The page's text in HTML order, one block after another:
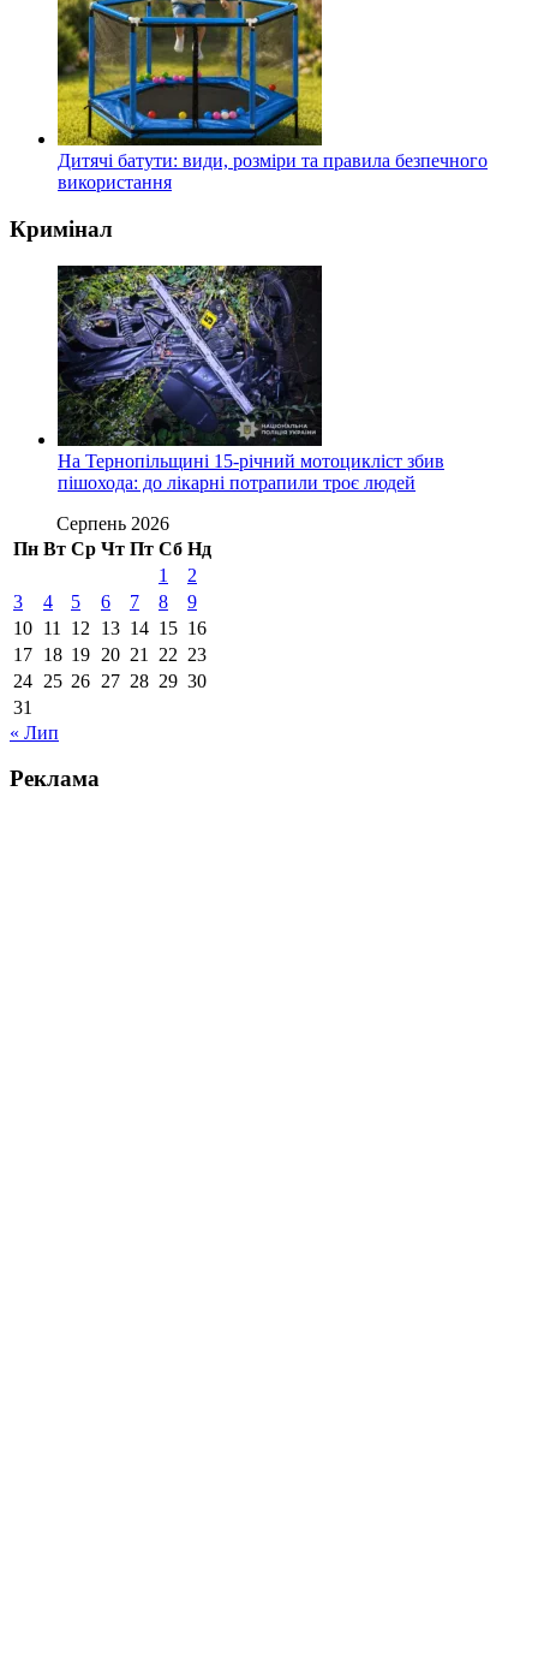
Дитячі батути: види, розміри та правила безпечного
використання
Кримінал
На Тернопільщині 15-річний мотоцикліст збив
пішохода: до лікарні потрапили троє людей
Серпень 2026
Пн Вт Ср Чт Пт Сб Нд
1
2
3
4 5 6 7 8
9
10 11 12 13 14 15 16
17 18 19 20 21 22 23
24 25 26 27 28 29 30
31
« Лип
Реклама